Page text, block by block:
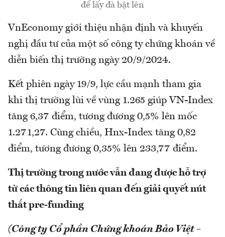
để lấy đà bật lên
VnEconomy giới thiệu nhận định và khuyến
nghị đầu tư của một số công ty chứng khoán về
diễn biến thị trường ngày 20/9/2024.
Kết phiên ngày 19/9, lực cầu mạnh tham gia
khi thị trường lùi về vùng 1.265 giúp VN-Index
tăng 6,37 điểm, tương đương 0,5% lên mốc
1.271,27. Cùng chiều, Hnx-Index tăng 0,82
điểm, tương đương 0,35% lên 233,77 điểm.
Thị trường trong nước vẫn đang được hỗ trợ
từ các thông tin liên quan đến giải quyết nút
thắt pre-funding
(Công ty Cổ phần Chứng khoán Bảo Việt –